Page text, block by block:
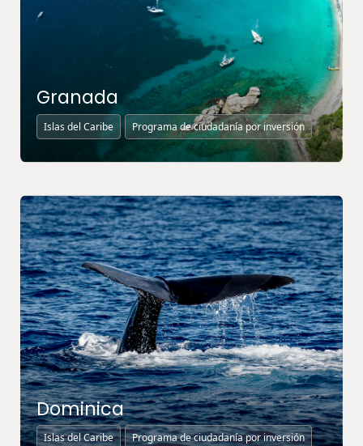
Granada
Islas del Caribe Programa de ciudadanía por inversión
Dominica
Islas del Caribe Programa de ciudadanía por inversión